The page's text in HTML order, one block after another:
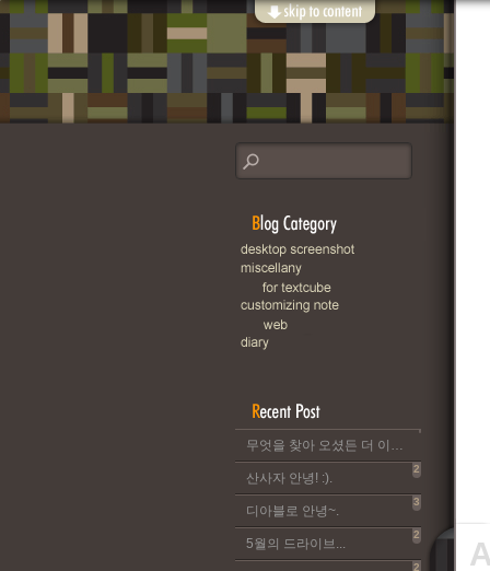
무엇을 찾아 오셨든 더 이상 이 블로그는 운영되지 않습니다..
산사자 안녕! :).
2
디아블로 안녕~.
3
5월의 드라이브...
2
2